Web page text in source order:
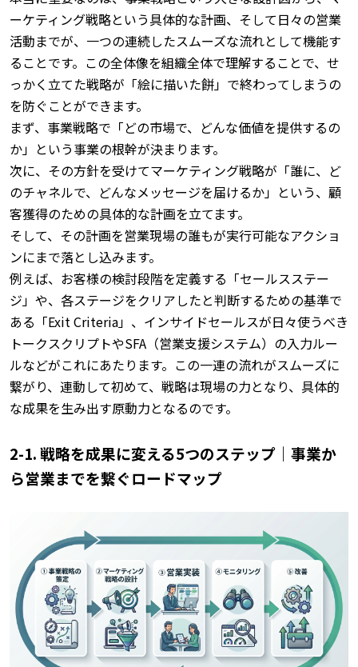
ーケティング戦略という具体的な計画、そして日々の営業
活動までが、一つの連続したスムーズな流れとして機能す
ることです。 この全体像を組織全体で理解することで、せ
っかく立てた戦略が「絵に描いた餅」で終わってしまうの
を防ぐことができます。
まず、事業戦略で「どの市場で、どんな価値を提供するの
か」という事業の根幹が決まります。
次に、その方針を受けてマーケティング戦略が「誰に、ど
のチャネルで、どんなメッセージを届けるか」という、顧
客獲得のための具体的な計画を立てます。
そして、その計画を営業現場の誰もが実行可能なアクショ
ンにまで落とし込みます。
例えば、お客様の検討段階を定義する「セールスステー
ジ」や、各ステージをクリアしたと判断するための基準で
ある「Exit Criteria」、インサイドセールスが日々使うべき
トークスクリプトやSFA（営業支援システム）の入力ルー
ルなどがこれにあたります。 この一連の流れがスムーズに
繋がり、連動して初めて、戦略は現場の力となり、具体的
な成果を生み出す原動力となるのです。
2-1. 戦略を成果に変える5つのステップ｜事業か
ら営業までを繋ぐロードマップ